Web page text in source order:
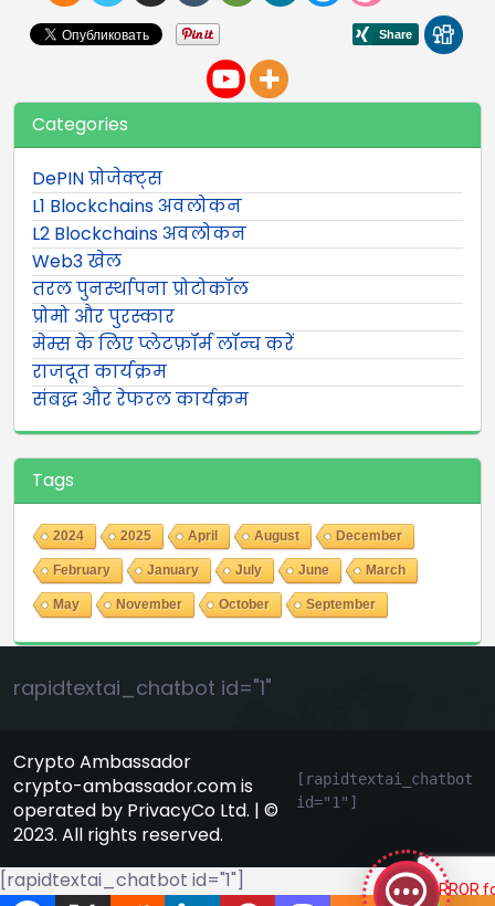
Categories
DePIN प्रोजेक्ट्स
L1 Blockchains अवलोकन
L2 Blockchains अवलोकन
Web3 खेल
तरल पुनर्स्थापना प्रोटोकॉल
प्रोमो और पुरस्कार
मेम्स के लिए प्लेटफ़ॉर्म लॉन्च करें
राजदूत कार्यक्रम
संबद्ध और रेफरल कार्यक्रम
Tags
2024 2025 April August December
February January July June March
May November October September
rapidtextai_chatbot id="1"
Crypto Ambassador
crypto-ambassador.com is
operated by PrivacyCo Ltd. | ©
2023. All rights reserved.
[rapidtextai_chatbot
id="1"]
GeekyBot
[rapidtextai_chatbot id="1"]